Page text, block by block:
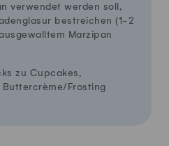
verwendet werden soll,
bestreichen (1-2
Marzipan
zu Cupcakes,
Frosting